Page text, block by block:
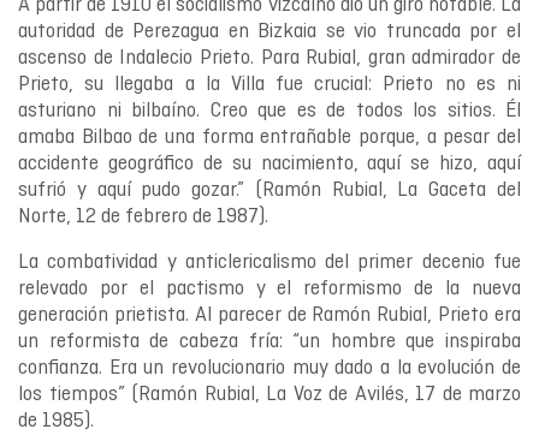
A partir de 1910 el socialismo vizcaíno dio un giro notable. La
autoridad de Perezagua en Bizkaia se vio truncada por el
ascenso de Indalecio Prieto. Para Rubial, gran admirador de
Prieto, su llegaba a la Villa fue crucial: Prieto no es ni
asturiano ni bilbaíno. Creo que es de todos los sitios. Él
amaba Bilbao de una forma entrañable porque, a pesar del
accidente geográfico de su nacimiento, aquí se hizo, aquí
sufrió y aquí pudo gozar.” (Ramón Rubial, La Gaceta del
Norte, 12 de febrero de 1987).
La combatividad y anticlericalismo del primer decenio fue
relevado por el pactismo y el reformismo de la nueva
generación prietista. Al parecer de Ramón Rubial, Prieto era
un reformista de cabeza fría: “un hombre que inspiraba
confianza. Era un revolucionario muy dado a la evolución de
los tiempos” (Ramón Rubial, La Voz de Avilés, 17 de marzo
de 1985).